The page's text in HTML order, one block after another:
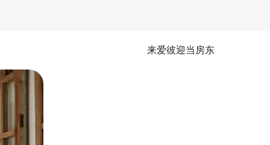
来爱彼迎当房东